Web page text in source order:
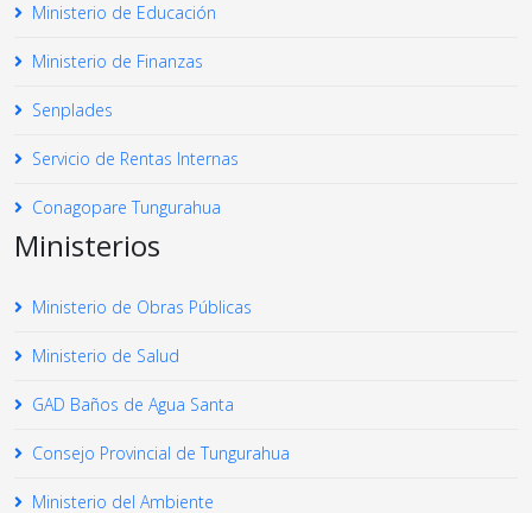
Ministerio de Educación
Ministerio de Finanzas
Senplades
Servicio de Rentas Internas
Conagopare Tungurahua
Ministerios
Ministerio de Obras Públicas
Ministerio de Salud
GAD Baños de Agua Santa
Consejo Provincial de Tungurahua
Ministerio del Ambiente